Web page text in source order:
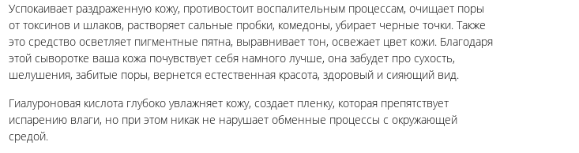
Успокаивает раздраженную кожу, противостоит воспалительным процессам, очищает поры
от токсинов и шлаков, растворяет сальные пробки, комедоны, убирает черные точки. Также
это средство осветляет пигментные пятна, выравнивает тон, освежает цвет кожи. Благодаря
этой сыворотке ваша кожа почувствует себя намного лучше, она забудет про сухость,
шелушения, забитые поры, вернется естественная красота, здоровый и сияющий вид.
Гиалуроновая кислота глубоко увлажняет кожу, создает пленку, которая препятствует
испарению влаги, но при этом никак не нарушает обменные процессы с окружающей
средой.